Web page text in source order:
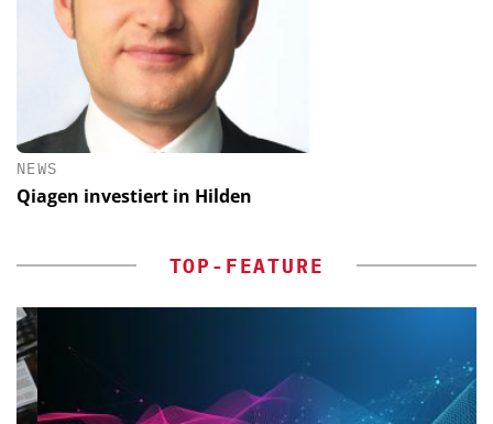
NEWS
Qiagen investiert in Hilden
TOP-FEATURE